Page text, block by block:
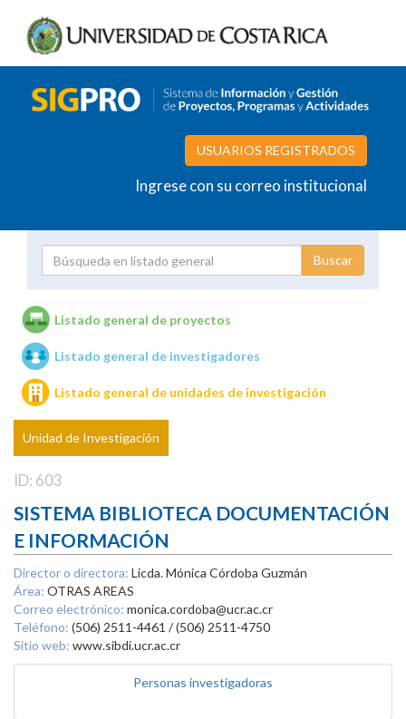
USUARIOS REGISTRADOS
Ingrese con su correo institucional
Unidades de investigación
Listado general de proyectos
Listado general de investigadores
Listado general de unidades de investigación
Unidad de Investigación
ID: 603
SISTEMA BIBLIOTECA DOCUMENTACIÓN
E INFORMACIÓN
Director o directora: Licda. Mónica Córdoba Guzmán
Área: OTRAS AREAS
Correo electrónico: monica.cordoba@ucr.ac.cr
Teléfono: (506) 2511-4461 / (506) 2511-4750
Sitio web: www.sibdi.ucr.ac.cr
Personas investigadoras